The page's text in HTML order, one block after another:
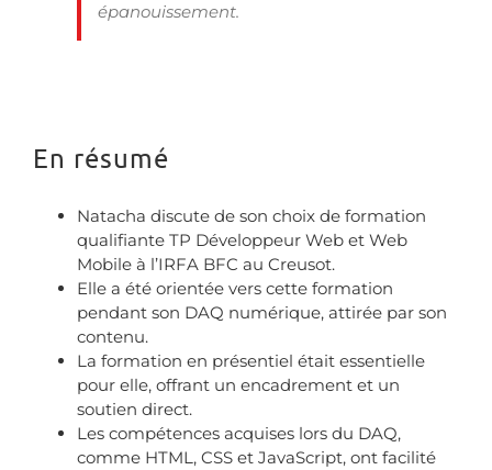
épanouissement.
En résumé
Natacha discute de son choix de formation
qualifiante TP Développeur Web et Web
Mobile à l’IRFA BFC au Creusot.
Elle a été orientée vers cette formation
pendant son DAQ numérique, attirée par son
contenu.
La formation en présentiel était essentielle
pour elle, offrant un encadrement et un
soutien direct.
Les compétences acquises lors du DAQ,
comme HTML, CSS et JavaScript, ont facilité